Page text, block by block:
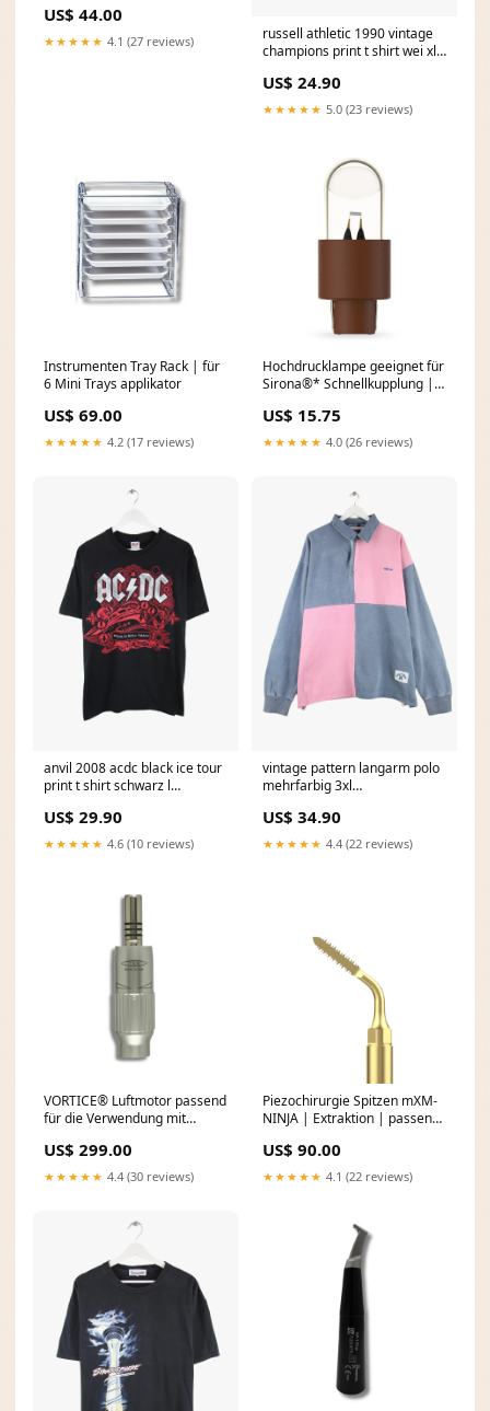
US$ 44.00
★★★★★ 4.1 (27 reviews)
russell athletic 1990 vintage
champions print t shirt wei xl
US$ 24.90
★★★★★ 5.0 (23 reviews)
Instrumenten Tray Rack | für
6 Mini Trays applikator
US$ 69.00
★★★★★ 4.2 (17 reviews)
Hochdrucklampe geeignet für
Sirona®* Schnellkupplung |
US$ 15.75
★★★★★ 4.0 (26 reviews)
anvil 2008 acdc black ice tour
print t shirt schwarz l
US$ 29.90
★★★★★ 4.6 (10 reviews)
vintage pattern langarm polo
mehrfarbig 3xl
US$ 34.90
★★★★★ 4.4 (22 reviews)
VORTICE® Luftmotor passend
für die Verwendung mit
Kupplungsanschlüssen
nachhaltig
US$ 299.00
★★★★★ 4.4 (30 reviews)
Piezochirurgie Spitzen mXM-
NINJA | Extraktion | passend
mectron®*
PIEZOSURGERY®* Heat
US$ 90.00
★★★★★ 4.1 (22 reviews)